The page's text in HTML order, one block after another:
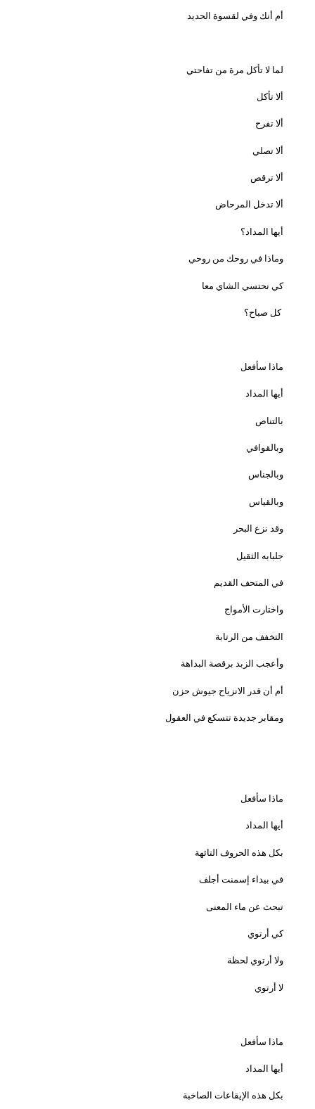
أم أنك وفي لقسوة الحديد
لما لا تأكل مرة من تفاحتي
ألا تأكل
ألا تفرح
ألا تصلي
ألا ترقص
ألا تدخل المرحاض
أيها المداد؟
وماذا في روحك من روحي
كي نحتسي الشاي معا
كل صباح؟
ماذا سأفعل
أيها المداد
بالتناص
وبالقوافي
وبالجناس
وبالقياس
وقد نزع البحر
جلبابه الثقيل
في المتحف القديم
واختارت الأمواج
التخفف من الرتابة
وأعجب الزبد برقصة البداهة
أم أن قدر الانزياح جيوش حزن
ومقابر جديدة تتسكع في العقول
ماذا سأفعل
أيها المداد
بكل هذه الحروف التائهة
في بيداء إسمنت أجلف
تبحث عن ماء المعنى
كي أرتوي
ولا أرتوي لحظة
لا أرتوي
ماذا سأفعل
أيها المداد
بكل هذه الإيقاعات الصاخبة